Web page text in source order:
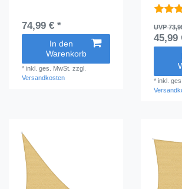
74,99 € *
In den
Warenkorb
*inkl. ges. MwSt. zzgl.
Versandkosten
UVP
45,99
*inkl.